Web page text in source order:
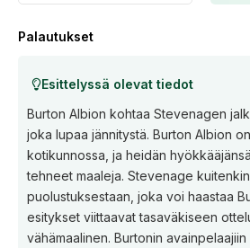
Palautukset
Esittelyssä olevat tiedot
Burton Albion kohtaa Stevenagen
joka lupaa jännitystä. Burton Albion
kotikunnossa, ja heidän
tehneet maaleja. Stevenage
puolustuksestaan, joka voi haastaa
esitykset viittaavat tasaväkiseen
vähämaalinen. Burtonin